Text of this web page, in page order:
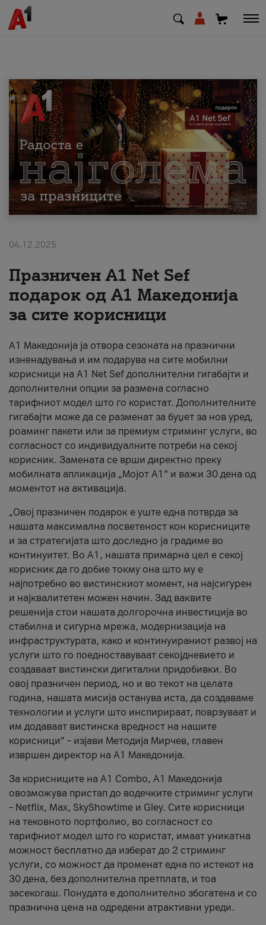
МК EN SQ
Приватни Деловни
Поддршка
Надополни кредит
За нас
#ПодобарОнлајн
04.12.2025
Празничен A1 Net Sеf
подарок од А1 Македонија
за сите корисници
А1 Македонија ја отвора сезоната на празнични
изненадувања и им подарува на сите мобилни
корисници на A1 Net Sef дополнителни гигабајти и
дополнителни опции за размена согласно
тарифниот модел што го користат. Дополнителните
гигабајти може да се разменат за буџет за нов уред,
роаминг пакети или за премиум стриминг услуги, во
согласност со индивидуалните потреби на секој
корисник. Замената се врши директно преку
мобилната апликација „Мојот А1“ и важи 30 дена од
моментот на активација.
„Овој празничен подарок е уште една потврда за
нашата максимална посветеност кон корисниците
и за стратегијата што доследно ја градиме во
континуитет. Во А1, нашата примарна цел е секој
корисник да го добие токму она што му е
најпотребно во вистинскиот момент, на најсигурен
и најквалитетен можен начин. Зад ваквите
решенија стои нашата долгорочна инвестиција во
стабилна и сигурна мрежа, модернизација на
инфраструктурата, како и континуираниот развој на
услуги што го поедноставуваат секојдневието и
создаваат вистински дигитални придобивки. Во
овој празничен период, но и во текот на целата
година, нашата мисија останува иста, да создаваме
технологии и услуги што инспирираат, поврзуваат и
им додаваат вистинска вредност на нашите
корисници“ – изјави Методија Мирчев, главен
извршен директор на А1 Македонија.
За корисниците на A1 Combo, А1 Македонија
овозможува пристап до водечките стриминг услуги
– Netflix, Max, SkyShowtime и Gley. Сите корисници
на тековното портфолио, во согласност со
тарифниот модел што го користат, имаат уникатна
можност бесплатно да изберат до 2 стриминг
услуги, со можност да променат една по истекот на
30 дена, без дополнителна претплата, и тоа
засекогаш. Понудата е дополнително збогатена и со
празнична цена на одредени атрактивни уреди.